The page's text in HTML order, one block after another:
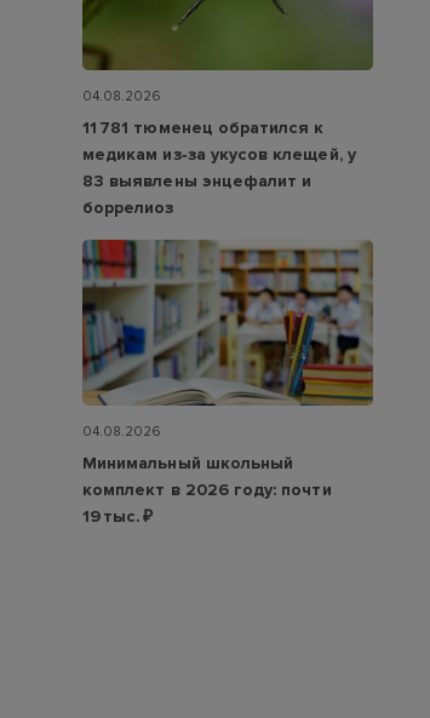
04.08.2026
11 781 тюменец обратился к
медикам из‑за укусов клещей, у
83 выявлены энцефалит и
боррелиоз
04.08.2026
Минимальный школьный
комплект в 2026 году: почти
19 тыс. ₽